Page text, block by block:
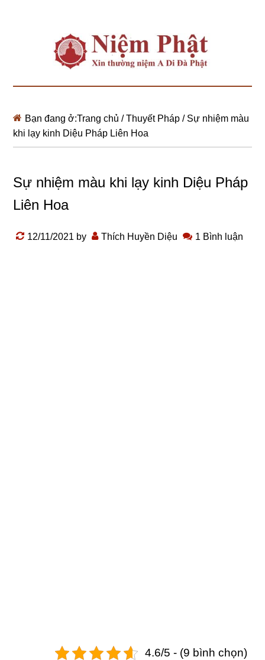
Bạn đang ở:Trang chủ / Thuyết Pháp /Sự nhiệm màu
khi lạy kinh Diệu Pháp Liên Hoa
Sự nhiệm màu khi lạy kinh Diệu Pháp
Liên Hoa
12/11/2021 by Thích Huyền Diệu 1 Bình luận
4.6/5 - (9 bình chọn)